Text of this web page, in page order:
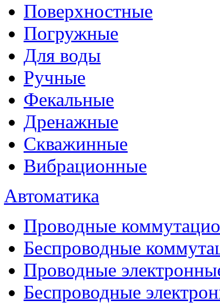
Поверхностные
Погружные
Для воды
Ручные
Фекальные
Дренажные
Скважинные
Вибрационные
Автоматика
Проводные
Беспроводные
Проводные
Беспроводные